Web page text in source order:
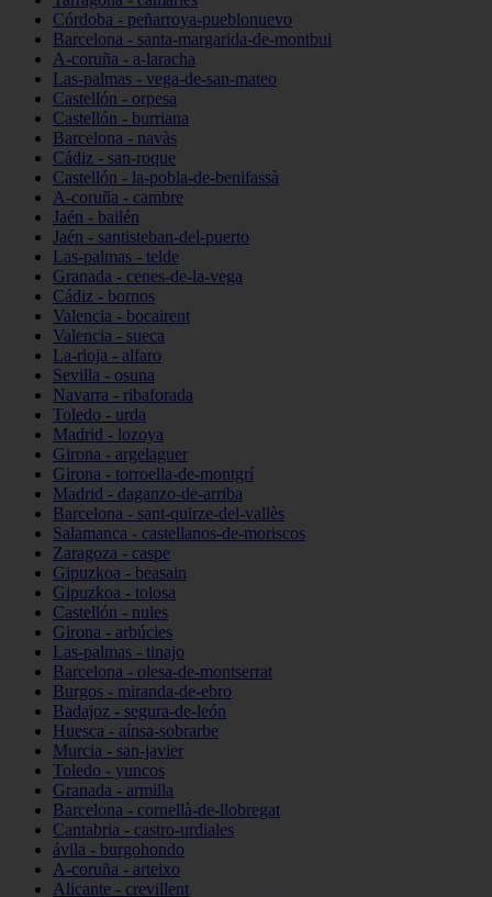
Córdoba - peñarroya-pueblonuevo
Barcelona - santa-margarida-de-montbui
A-coruña - a-laracha
Las-palmas - vega-de-san-mateo
Castellón - orpesa
Castellón - burriana
Barcelona - navàs
Cádiz - san-roque
Castellón - la-pobla-de-benifassà
A-coruña - cambre
Jaén - bailén
Jaén - santisteban-del-puerto
Las-palmas - telde
Granada - cenes-de-la-vega
Cádiz - bornos
Valencia - bocairent
Valencia - sueca
La-rioja - alfaro
Sevilla - osuna
Navarra - ribaforada
Toledo - urda
Madrid - lozoya
Girona - argelaguer
Girona - torroella-de-montgrí
Madrid - daganzo-de-arriba
Barcelona - sant-quirze-del-vallès
Salamanca - castellanos-de-moriscos
Zaragoza - caspe
Gipuzkoa - beasain
Gipuzkoa - tolosa
Castellón - nules
Girona - arbúcies
Las-palmas - tinajo
Barcelona - olesa-de-montserrat
Burgos - miranda-de-ebro
Badajoz - segura-de-león
Huesca - aínsa-sobrarbe
Murcia - san-javier
Toledo - yuncos
Granada - armilla
Barcelona - cornellà-de-llobregat
Cantabria - castro-urdiales
ávila - burgohondo
A-coruña - arteixo
Alicante - crevillent